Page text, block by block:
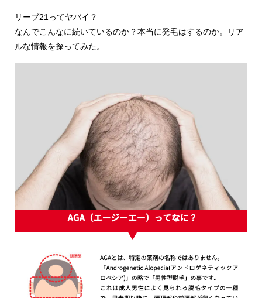
リーブ21ってヤバイ？
なんでこんなに続いているのか？本当に発毛はするのか。リア
ルな情報を探ってみた。